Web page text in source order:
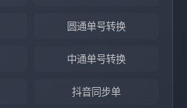
圆通单号转换
中通单号转换
抖音同步单